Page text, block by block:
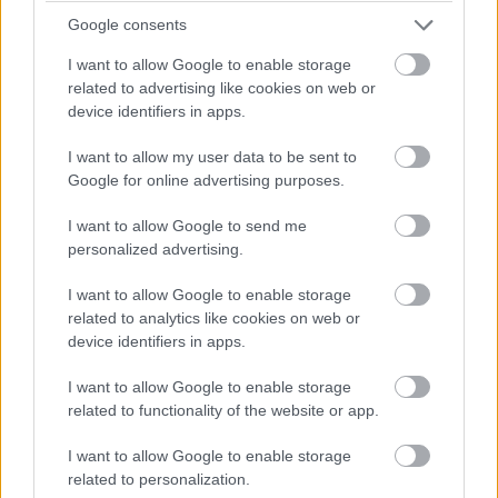
Google consents
I want to allow Google to enable storage
related to advertising like cookies on web or
device identifiers in apps.
I want to allow my user data to be sent to
Google for online advertising purposes.
I want to allow Google to send me
personalized advertising.
I want to allow Google to enable storage
related to analytics like cookies on web or
device identifiers in apps.
I want to allow Google to enable storage
related to functionality of the website or app.
I want to allow Google to enable storage
related to personalization.
Pulzusméréssel segíti a biztonságos mozgást az új
balatoni kardioösvény (X)
4 és egy 8 km-es egészségügyi tanösvény nyílt
#kingston #ssd
#asztali pc #laptop
#notebook
#computex2018
Ingyenes lesz a macOS Mojave